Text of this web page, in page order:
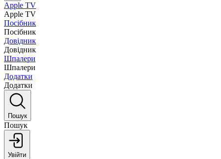
Apple TV
Apple TV
Посібник
Посібник
Довідник
Довідник
Шпалери
Шпалери
Додатки
Додатки
Пошук
Пошук
Увійти